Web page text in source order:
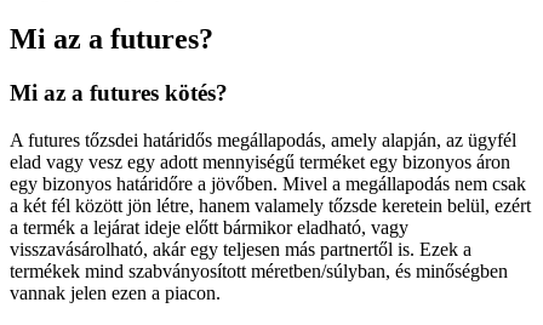
Mi az a futures?
Mi az a futures kötés?
A futures tőzsdei határidős megállapodás, amely alapján, az ügyfél
elad vagy vesz egy adott mennyiségű terméket egy bizonyos áron
egy bizonyos határidőre a jövőben. Mivel a megállapodás nem csak
a két fél között jön létre, hanem valamely tőzsde keretein belül, ezért
a termék a lejárat ideje előtt bármikor eladható, vagy
visszavásárolható, akár egy teljesen más partnertől is. Ezek a
termékek mind szabványosított méretben/súlyban, és minőségben
vannak jelen ezen a piacon.